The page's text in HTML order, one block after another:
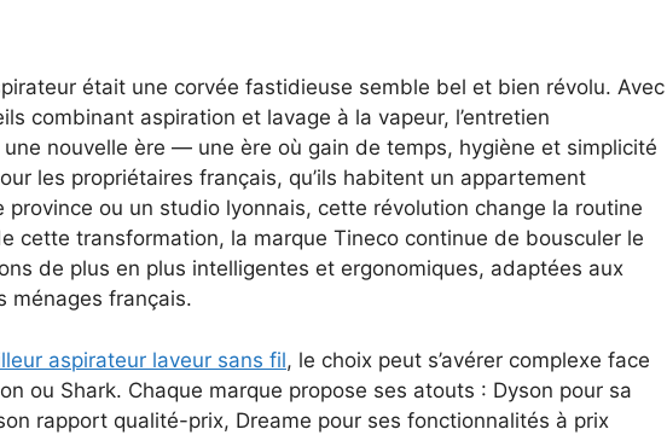
était une corvée fastidieuse semble bel et bien révolu. Avec
combinant aspiration et lavage à la vapeur, l’entretien
nouvelle ère — une ère où gain de temps, hygiène et simplicité
les propriétaires français, qu’ils habitent un appartement
province ou un studio lyonnais, cette révolution change la routine
cette transformation, la marque Tineco continue de bousculer le
de plus en plus intelligentes et ergonomiques, adaptées aux
ménages français.
aspirateur laveur sans fil, le choix peut s’avérer complexe face
ou Shark. Chaque marque propose ses atouts : Dyson pour sa
rapport qualité-prix, Dreame pour ses fonctionnalités à prix